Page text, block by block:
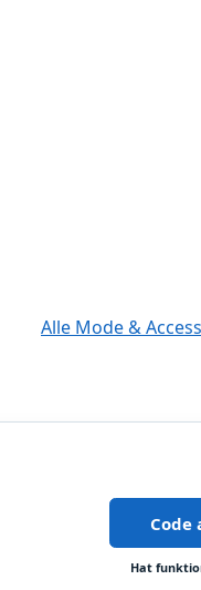
Alle Mode &
Code
Hat